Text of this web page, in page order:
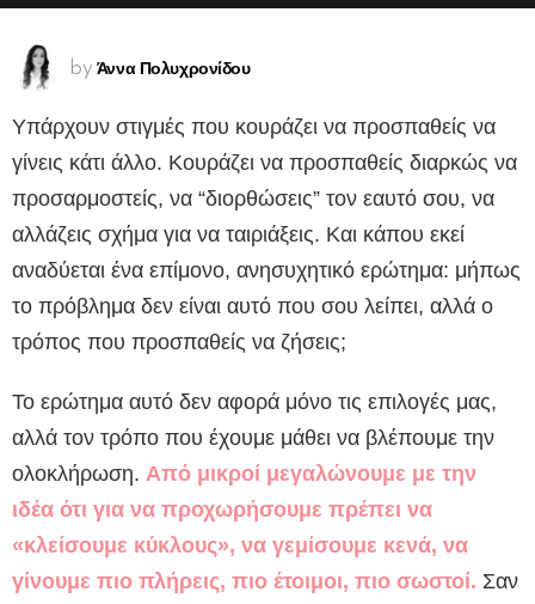
by Άννα Πολυχρονίδου
Υπάρχουν στιγμές που κουράζει να προσπαθείς να
γίνεις κάτι άλλο. Κουράζει να προσπαθείς διαρκώς να
προσαρμοστείς, να “διορθώσεις” τον εαυτό σου, να
αλλάζεις σχήμα για να ταιριάξεις. Και κάπου εκεί
αναδύεται ένα επίμονο, ανησυχητικό ερώτημα: μήπως
το πρόβλημα δεν είναι αυτό που σου λείπει, αλλά ο
τρόπος που προσπαθείς να ζήσεις;
Το ερώτημα αυτό δεν αφορά μόνο τις επιλογές μας,
αλλά τον τρόπο που έχουμε μάθει να βλέπουμε την
ολοκλήρωση. Από μικροί μεγαλώνουμε με την
ιδέα ότι για να προχωρήσουμε πρέπει να
«κλείσουμε κύκλους», να γεμίσουμε κενά, να
γίνουμε πιο πλήρεις, πιο έτοιμοι, πιο σωστοί. Σαν